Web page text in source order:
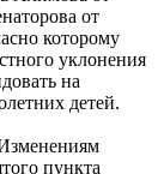
от
которому
уклонения
на
детей.
пункта